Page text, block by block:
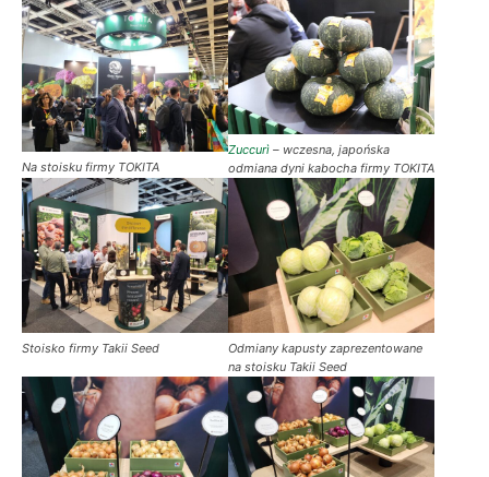
Na stoisku firmy TOKITA
Zuccurì – wczesna, japońska
odmiana dyni kabocha firmy TOKITA
Stoisko firmy Takii Seed
Odmiany kapusty zaprezentowane
na stoisku Takii Seed